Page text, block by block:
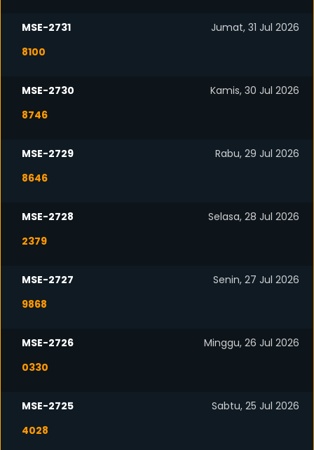
MSE-2731
Jumat, 31 Jul 2026
8100
MSE-2730
Kamis, 30 Jul 2026
8746
MSE-2729
Rabu, 29 Jul 2026
8646
MSE-2728
Selasa, 28 Jul 2026
2379
MSE-2727
Senin, 27 Jul 2026
9868
MSE-2726
Minggu, 26 Jul 2026
0330
MSE-2725
Sabtu, 25 Jul 2026
4028